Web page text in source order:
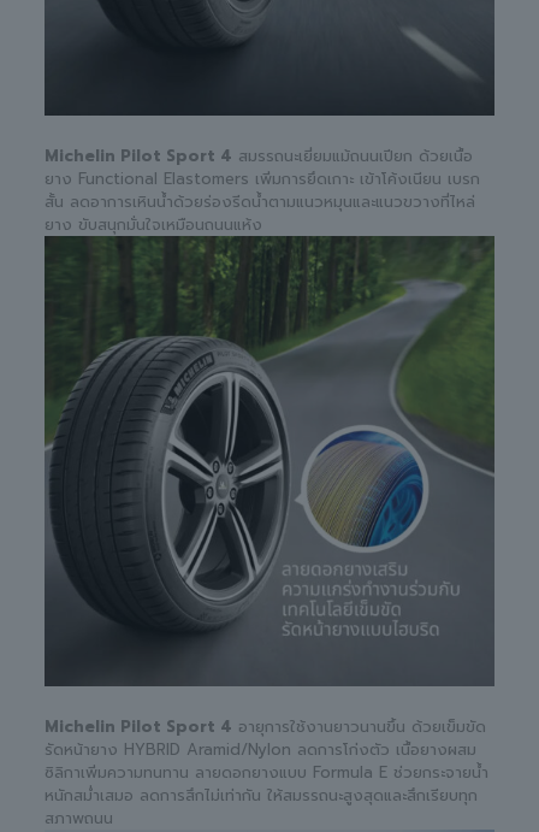
Michelin Pilot Sport 4 สมรรถนะเยี่ยมแม้ถนนเปียก ด้วยเนื้อ
ยาง Functional Elastomers เพิ่มการยึดเกาะ เข้าโค้งเนียน เบรก
สั้น ลดอาการเหินน้ำด้วยร่องรีดน้ำตามแนวหมุนและแนวขวางที่ไหล่
ยาง ขับสนุกมั่นใจเหมือนถนนแห้ง
Michelin Pilot Sport 4 อายุการใช้งานยาวนานขึ้น ด้วยเข็มขัด
รัดหน้ายาง HYBRID Aramid/Nylon ลดการโก่งตัว เนื้อยางผสม
ซิลิกาเพิ่มความทนทาน ลายดอกยางแบบ Formula E ช่วยกระจายน้ำ
หนักสม่ำเสมอ ลดการสึกไม่เท่ากัน ให้สมรรถนะสูงสุดและสึกเรียบทุก
สภาพถนน